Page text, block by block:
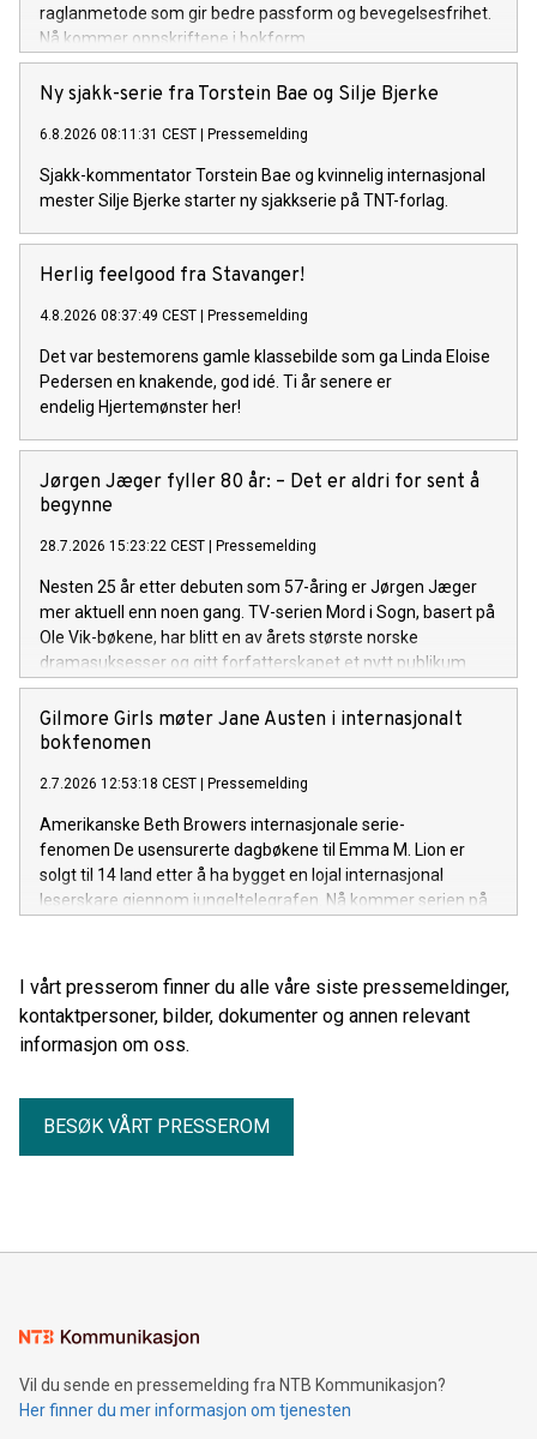
raglanmetode som gir bedre passform og bevegelsesfrihet.
Nå kommer oppskriftene i bokform.
Ny sjakk-serie fra Torstein Bae og Silje Bjerke
6.8.2026 08:11:31 CEST Pressemelding
Sjakk-kommentator Torstein Bae og kvinnelig internasjonal
mester Silje Bjerke starter ny sjakkserie på TNT-forlag.
Herlig feelgood fra Stavanger!
4.8.2026 08:37:49 CEST Pressemelding
Det var bestemorens gamle klassebilde som ga Linda Eloise
Pedersen en knakende, god idé. Ti år senere er
endelig Hjertemønster her!
Jørgen Jæger fyller 80 år: – Det er aldri for sent å
begynne
28.7.2026 15:23:22 CEST Pressemelding
Nesten 25 år etter debuten som 57-åring er Jørgen Jæger
mer aktuell enn noen gang. TV-serien Mord i Sogn, basert på
Ole Vik-bøkene, har blitt en av årets største norske
dramasuksesser og gitt forfatterskapet et nytt publikum
både i Norge og internasjonalt. Onsdag 29. juli fyller han 80
år.
Gilmore Girls møter Jane Austen i internasjonalt
bokfenomen
2.7.2026 12:53:18 CEST Pressemelding
Amerikanske Beth Browers internasjonale serie-
fenomen De usensurerte dagbøkene til Emma M. Lion er
solgt til 14 land etter å ha bygget en lojal internasjonal
leserskare gjennom jungeltelegrafen. Nå kommer serien på
I vårt presserom finner du alle våre siste pressemeldinger,
kontaktpersoner, bilder, dokumenter og annen relevant
informasjon om oss.
BESØK VÅRT PRESSEROM
Vil du sende en pressemelding fra NTB Kommunikasjon?
Her finner du mer informasjon om tjenesten